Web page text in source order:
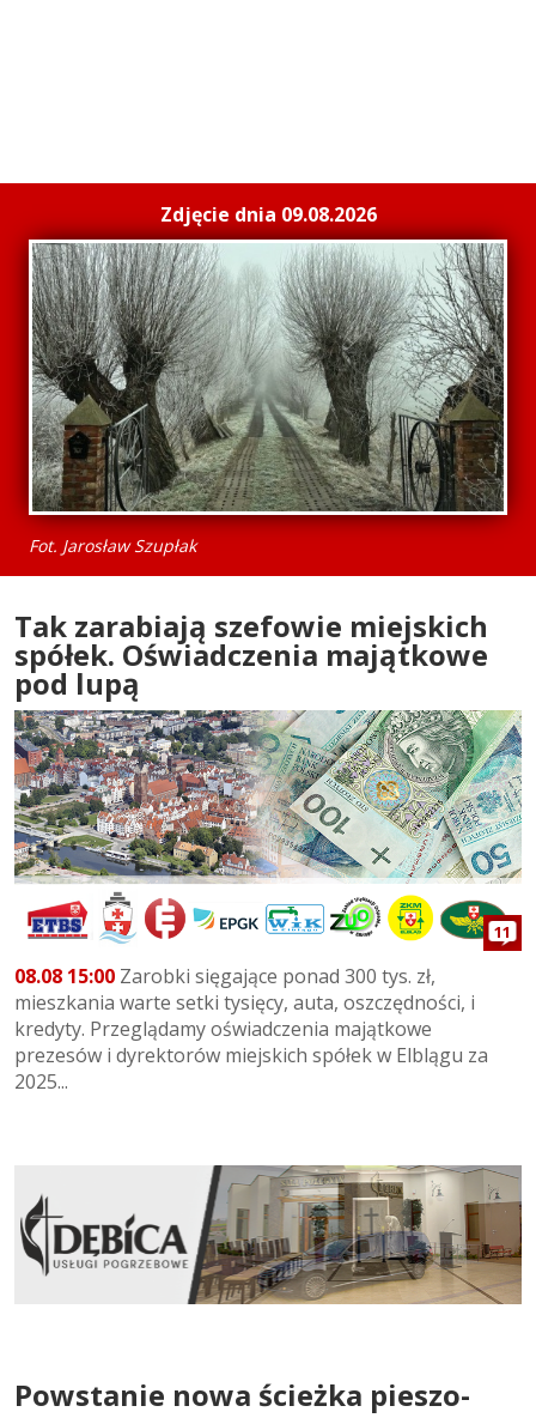
Zdjęcie dnia 09.08.2026
Fot. Jarosław Szupłak
Tak zarabiają szefowie miejskich
spółek. Oświadczenia majątkowe
pod lupą
11
08.08 15:00 Zarobki sięgające ponad 300 tys. zł,
mieszkania warte setki tysięcy, auta, oszczędności, i
kredyty. Przeglądamy oświadczenia majątkowe
prezesów i dyrektorów miejskich spółek w Elblągu za
2025...
Powstanie nowa ścieżka pieszo-